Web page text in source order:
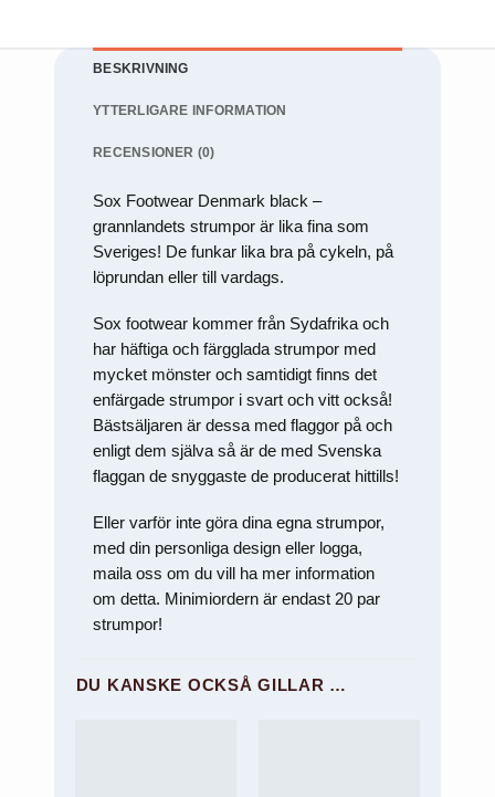
BESKRIVNING
YTTERLIGARE INFORMATION
RECENSIONER (0)
Sox Footwear Denmark black –
grannlandets strumpor är lika fina som
Sveriges! De funkar lika bra på cykeln, på
löprundan eller till vardags.
Sox footwear kommer från Sydafrika och
har häftiga och färgglada strumpor med
mycket mönster och samtidigt finns det
enfärgade strumpor i svart och vitt också!
Bästsäljaren är dessa med flaggor på och
enligt dem själva så är de med Svenska
flaggan de snyggaste de producerat hittills!
Eller varför inte göra dina egna strumpor,
med din personliga design eller logga,
maila oss om du vill ha mer information
om detta. Minimiordern är endast 20 par
strumpor!
DU KANSKE OCKSÅ GILLAR …
Upplevelse
hemsida ska
prestera så
möjligt under
nekar de här
funktionalitet
att försvinna
hemsidan.
Marknadsföring
Genom att dela
med dig av dina
beteende när du
chansen att få se
personligt
och erbjudanden.